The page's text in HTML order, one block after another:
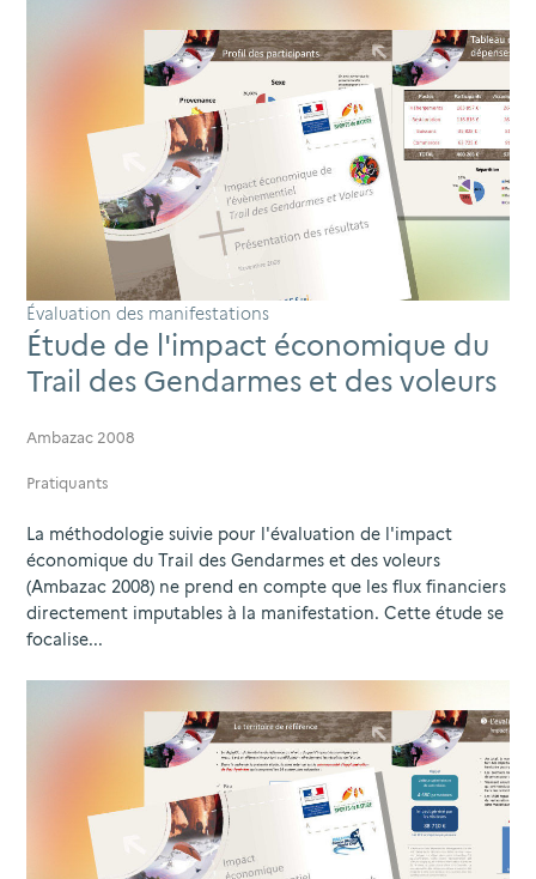
Évaluation des manifestations
Étude de l'impact économique du
Trail des Gendarmes et des voleurs
Ambazac 2008
Pratiquants
La méthodologie suivie pour l'évaluation de l'impact
économique du Trail des Gendarmes et des voleurs
(Ambazac 2008) ne prend en compte que les flux financiers
directement imputables à la manifestation. Cette étude se
focalise...